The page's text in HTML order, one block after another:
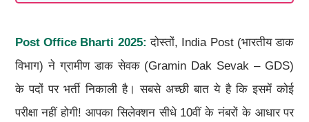
Post Office Bharti 2025: दोस्तों, India Post (भारतीय डाक
विभाग) ने ग्रामीण डाक सेवक (Gramin Dak Sevak – GDS)
के पदों पर भर्ती निकाली है। सबसे अच्छी बात ये है कि इसमें कोई
परीक्षा नहीं होगी! आपका सिलेक्शन सीधे 10वीं के नंबरों के आधार पर